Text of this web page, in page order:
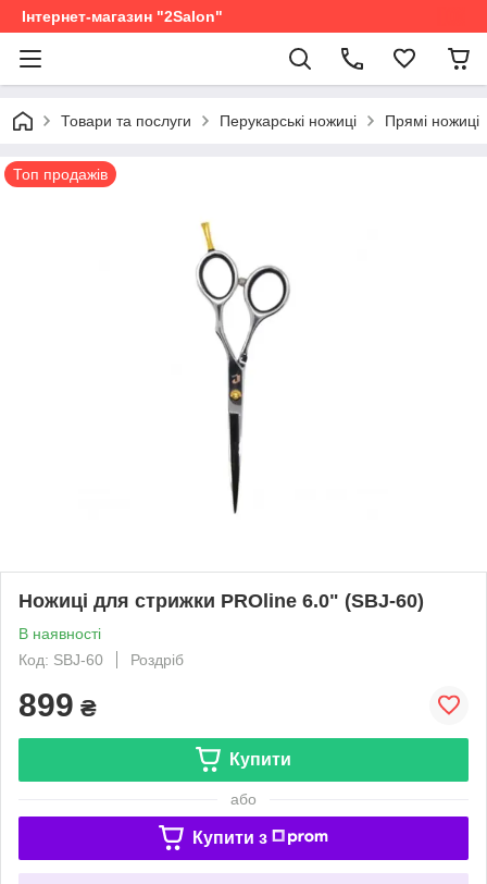
Інтернет-магазин "2Salon"
Товари та послуги Перукарські ножиці Прямі ножиці
Топ продажів
Ножиці для стрижки PROline 6.0" (SBJ-60)
В наявності
Код: SBJ-60
Роздріб
899 ₴
Купити
або
Купити з